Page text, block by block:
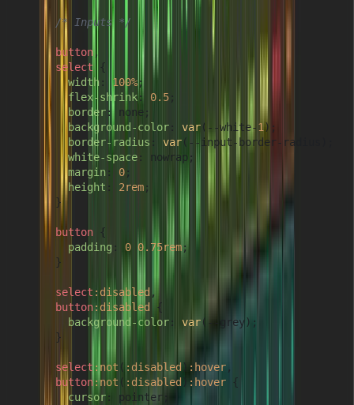
/* Inputs */
button ,
select {
width : 100%;
flex-shrink: 0.5 ;
border: none;
background-color : var(--white-1);
border-radius : var(--input-border-radius);
white-space : nowrap;
margin : 0 ;
height : 2rem ;
      }
button {
padding : 0 0.75rem;
      }
select :disabled ,
button:disabled
{
background-color : var(--grey);
      }
select :not ( :disabled ) :hover ,
button:not ( :disabled :hover {
cursor: pointer;